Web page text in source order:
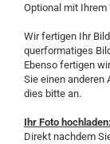
Optional mit
Wir fertigen Ihr
querformatiges
Ebenso fertigen
Sie einen anderen
dies bitte an.
Ihr Foto hochladen:
Direkt nachdem